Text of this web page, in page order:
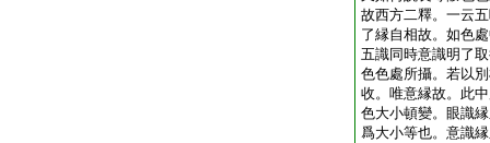
故西方二釋。一云
了縁自相故。如色
五識同時意識明了
色色處所攝。若以
收。唯意縁故。此
色大小頓變。眼識
爲大小等也。意識